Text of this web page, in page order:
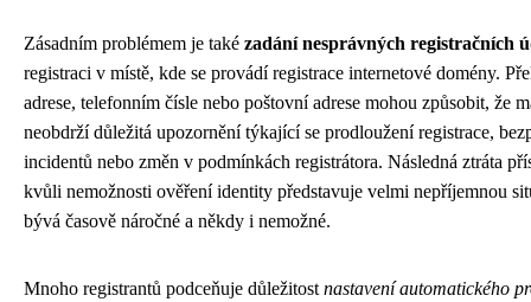
Zásadním problémem je také zadání nesprávných registračních
registraci v místě, kde se provádí registrace internetové domény.
adrese, telefonním čísle nebo poštovní adrese mohou způsobit, že
neobdrží důležitá upozornění týkající se prodloužení registrace,
incidentů nebo změn v podmínkách registrátora. Následná ztráta
kvůli nemožnosti ověření identity představuje velmi nepříjemnou
bývá časově náročné a někdy i nemožné.
Mnoho registrantů podceňuje důležitost nastavení automatického